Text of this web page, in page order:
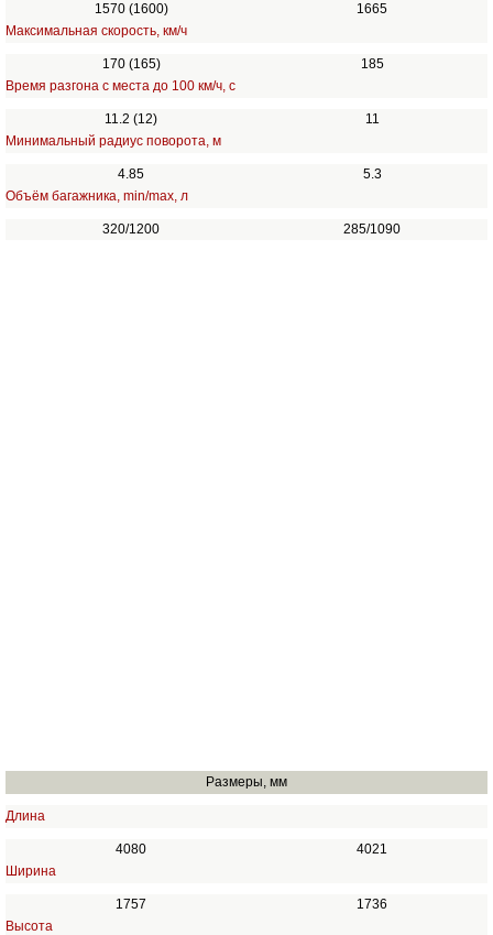
1570 (1600)
1665
Максимальная скорость, км/ч
170 (165)
185
Время разгона с места до 100 км/ч, с
11.2 (12)
11
Минимальный радиус поворота, м
4.85
5.3
Объём багажника, min/max, л
320/1200 285/1090
Размеры, мм
Длина
4080
4021
Ширина
1757
1736
Высота